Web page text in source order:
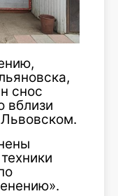
снос
вблизи